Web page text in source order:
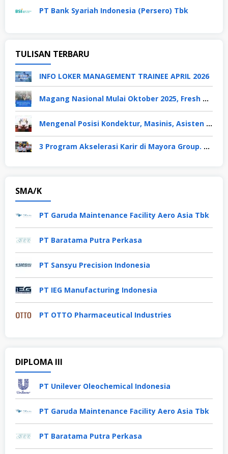
PT Bank Syariah Indonesia (Persero) Tbk
TULISAN TERBARU
INFO LOKER MANAGEMENT TRAINEE APRIL 2026
Magang Nasional Mulai Oktober 2025, Fresh Graduate Dapat Gaji UMP Selama 6 Bulan
Mengenal Posisi Kondektur, Masinis, Asisten PPKA, Pemeliharaan Sarana dan Prasarana, Polsuska (Polisi Khusus Kereta Api), di PT KAI
3 Program Akselerasi Karir di Mayora Group. Apa Saja? Berikut Penjelasannya
SMA/K
PT Garuda Maintenance Facility Aero Asia Tbk
PT Baratama Putra Perkasa
PT Sansyu Precision Indonesia
PT IEG Manufacturing Indonesia
PT OTTO Pharmaceutical Industries
DIPLOMA III
PT Unilever Oleochemical Indonesia
PT Garuda Maintenance Facility Aero Asia Tbk
PT Baratama Putra Perkasa